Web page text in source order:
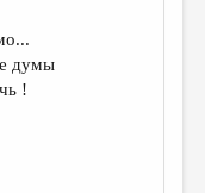
думы
!